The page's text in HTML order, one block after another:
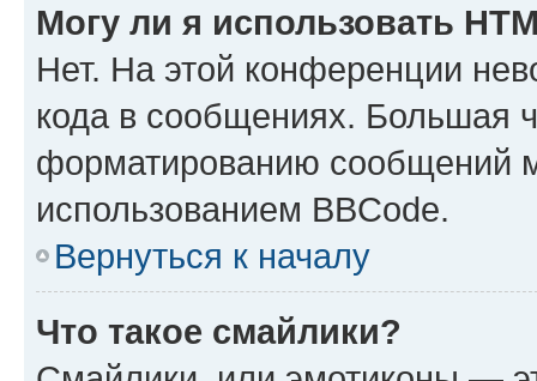
Могу ли я использовать
Нет. На этой конференции
кода в сообщениях. Большая
форматированию сообщений
использованием BBCode.
Вернуться к началу
Что такое смайлики?